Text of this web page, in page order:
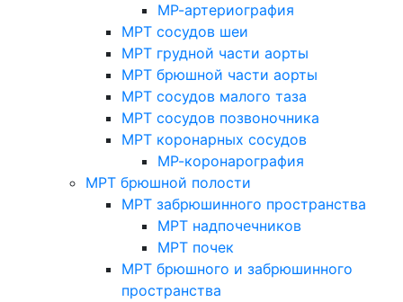
МР-артериография
МРТ сосудов шеи
МРТ грудной части аорты
МРТ брюшной части аорты
МРТ сосудов малого таза
МРТ сосудов позвоночника
МРТ коронарных сосудов
МР-коронарография
МРТ брюшной полости
МРТ забрюшинного пространства
МРТ надпочечников
МРТ почек
МРТ брюшного и забрюшинного
пространства